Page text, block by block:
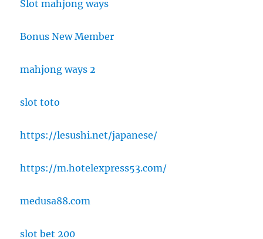
Slot mahjong ways
Bonus New Member
mahjong ways 2
slot toto
https://lesushi.net/japanese/
https://m.hotelexpress53.com/
medusa88.com
slot bet 200